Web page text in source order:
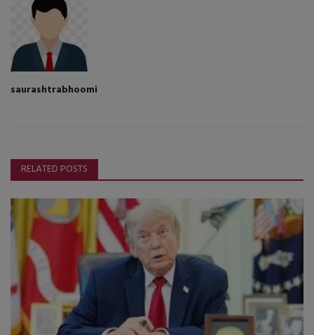
saurashtrabhoomi
RELATED POSTS